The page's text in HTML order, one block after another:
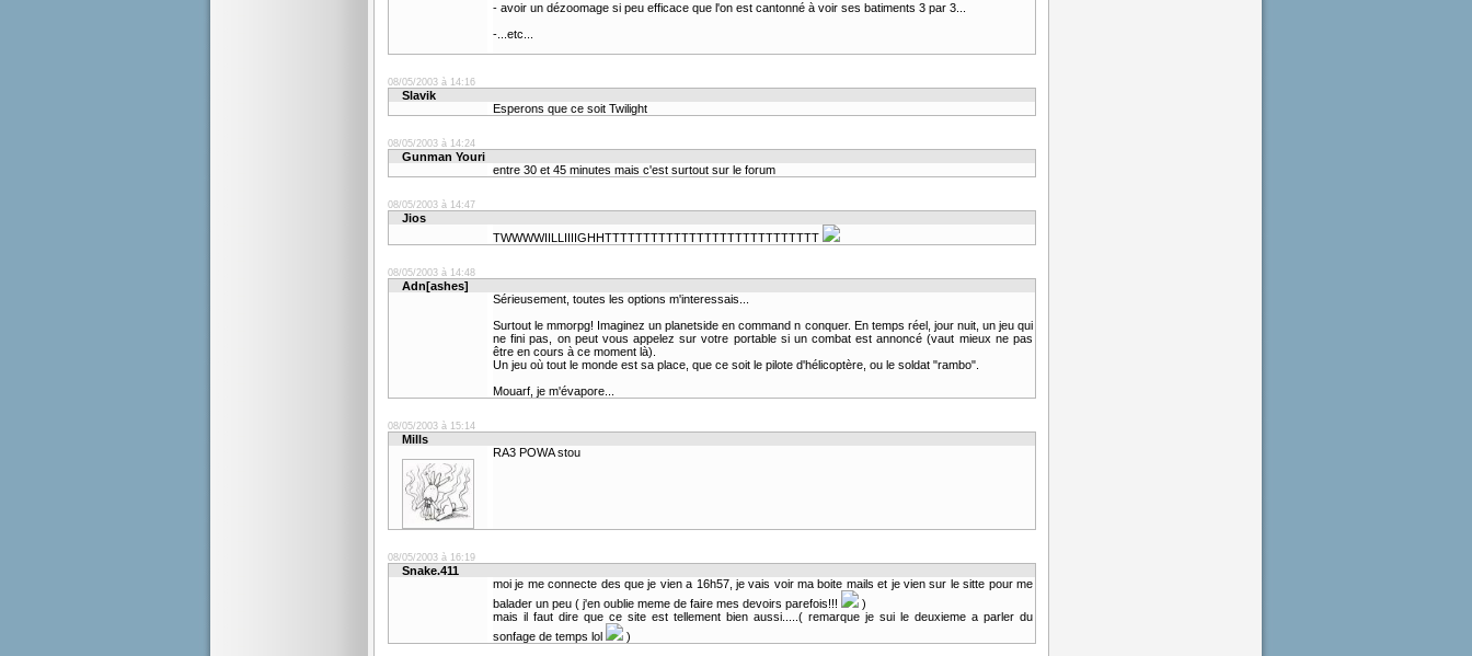
- avoir un dézoomage si peu efficace que l'on est cantonné à voir ses batiments 3 par 3...
-...etc...
08/05/2003 à 14:16
Slavik
Esperons que ce soit Twilight
08/05/2003 à 14:24
Gunman Youri
entre 30 et 45 minutes mais c'est surtout sur le forum
08/05/2003 à 14:47
Jios
TWWWWIILLIIIIGHHTTTTTTTTTTTTTTTTTTTTTTTTTTTT
08/05/2003 à 14:48
Adn[ashes]
Sérieusement, toutes les options m'interessais...
Surtout le mmorpg! Imaginez un planetside en command n conquer. En temps réel, jour nuit, un jeu qui
ne fini pas, on peut vous appelez sur votre portable si un combat est annoncé (vaut mieux ne pas
être en cours à ce moment là).
Un jeu où tout le monde est sa place, que ce soit le pilote d'hélicoptère, ou le soldat "rambo".
Mouarf, je m'évapore...
08/05/2003 à 15:14
Mills
RA3 POWA stou
08/05/2003 à 16:19
Snake.411
moi je me connecte des que je vien a 16h57, je vais voir ma boite mails et je vien sur le sitte pour me
balader un peu ( j'en oublie meme de faire mes devoirs parefois!!!
)
mais il faut dire que ce site est tellement bien aussi.....( remarque je sui le deuxieme a parler du
sonfage de temps lol
)